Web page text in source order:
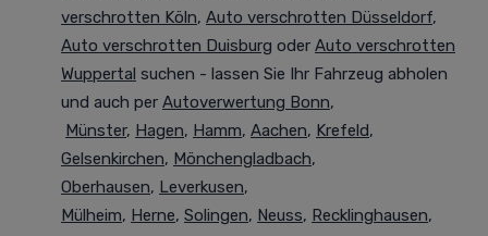
verschrotten Köln, Auto verschrotten Düsseldorf,
Auto verschrotten Duisburg oder Auto verschrotten
Wuppertal suchen - lassen Sie Ihr Fahrzeug abholen
und auch per Autoverwertung Bonn,
Münster, Hagen, Hamm, Aachen, Krefeld,
Gelsenkirchen, Mönchengladbach,
Oberhausen, Leverkusen,
Mülheim, Herne, Solingen, Neuss, Recklinghausen,